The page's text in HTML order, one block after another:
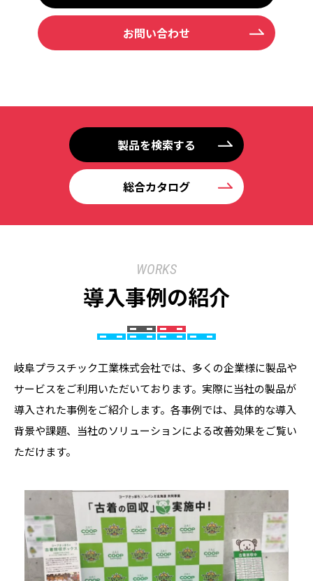
お問い合わせ
製品を検索する
総合カタログ
WORKS
導入事例の紹介
岐阜プラスチック工業株式会社では、多くの企業様に製品や
サービスをご利用いただいております。実際に当社の製品が
導入された事例をご紹介します。各事例では、具体的な導入
背景や課題、当社のソリューションによる改善効果をご覧い
ただけます。